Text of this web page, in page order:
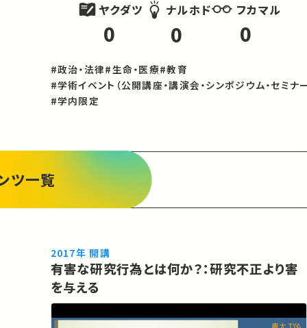
ヤクダツ
0
ナルホド
0
フカマル
0
#政治・法律#生命・医療#教育
#学術イベント（公開講座・講演会・シンポジウム・セミナ
#学内限定
ツ一覧
2017年 開講
有害な研究行為とは何か？：研究不正より害
を与える